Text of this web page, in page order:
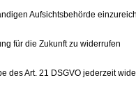
Aufsichtsbehörde
für die Zukunft zu widerrufen
Art. 21 DSGVO jederzeit